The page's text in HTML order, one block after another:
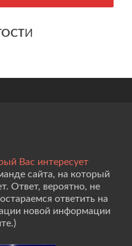
И
Вас интересует
сайта, на который
Ответ, вероятно, не
ответить на
новой информации